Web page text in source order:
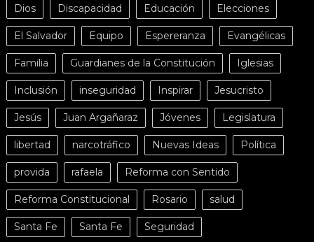
Dios Discapacidad Educación Elecciones
El Salvador Equipo Espereranza Evangélicas
Familia Guardianes de la Constitución Iglesias
Inclusión inseguridad Inspirar Jesucristo
Jesús Juan Argañaraz Jóvenes Legislatura
libertad narcotráfico Nuevas Ideas Política
provida rafaela Reforma con Sentido
Reforma Constitucional Rosario salud
Santa Fe Santa Fe Seguridad